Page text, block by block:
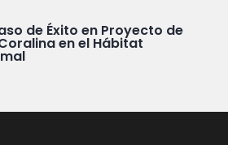
de Éxito en Proyecto de
en el Hábitat